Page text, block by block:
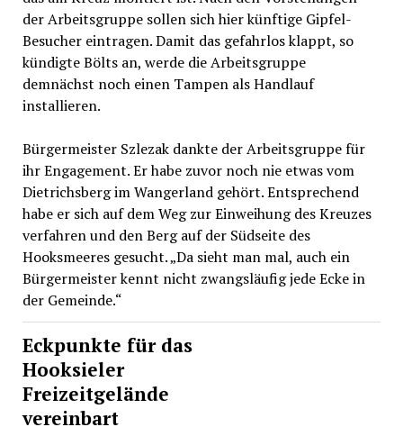
der Arbeitsgruppe sollen sich hier künftige Gipfel-
Besucher eintragen. Damit das gefahrlos klappt, so
kündigte Bölts an, werde die Arbeitsgruppe
demnächst noch einen Tampen als Handlauf
installieren.
Bürgermeister Szlezak dankte der Arbeitsgruppe für
ihr Engagement. Er habe zuvor noch nie etwas vom
Dietrichsberg im Wangerland gehört. Entsprechend
habe er sich auf dem Weg zur Einweihung des Kreuzes
verfahren und den Berg auf der Südseite des
Hooksmeeres gesucht. „Da sieht man mal, auch ein
Bürgermeister kennt nicht zwangsläufig jede Ecke in
der Gemeinde.“
Eckpunkte für das
Hooksieler
Freizeitgelände
vereinbart